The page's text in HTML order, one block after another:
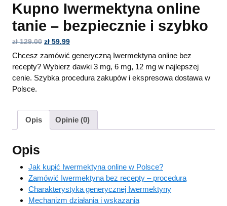
Kupno Iwermektyna online
tanie – bezpiecznie i szybko
zł129.00 zł 59.99
Chcesz zamówić generyczną Iwermektyna online bez
recepty? Wybierz dawki 3 mg, 6 mg, 12 mg w najlepszej
cenie. Szybka procedura zakupów i ekspresowa dostawa w
Polsce.
Opis Opinie (0)
Opis
Jak kupić Iwermektyna online w Polsce?
Zamówić Iwermektyna bez recepty – procedura
Charakterystyka generycznej Iwermektyny
Mechanizm działania i wskazania